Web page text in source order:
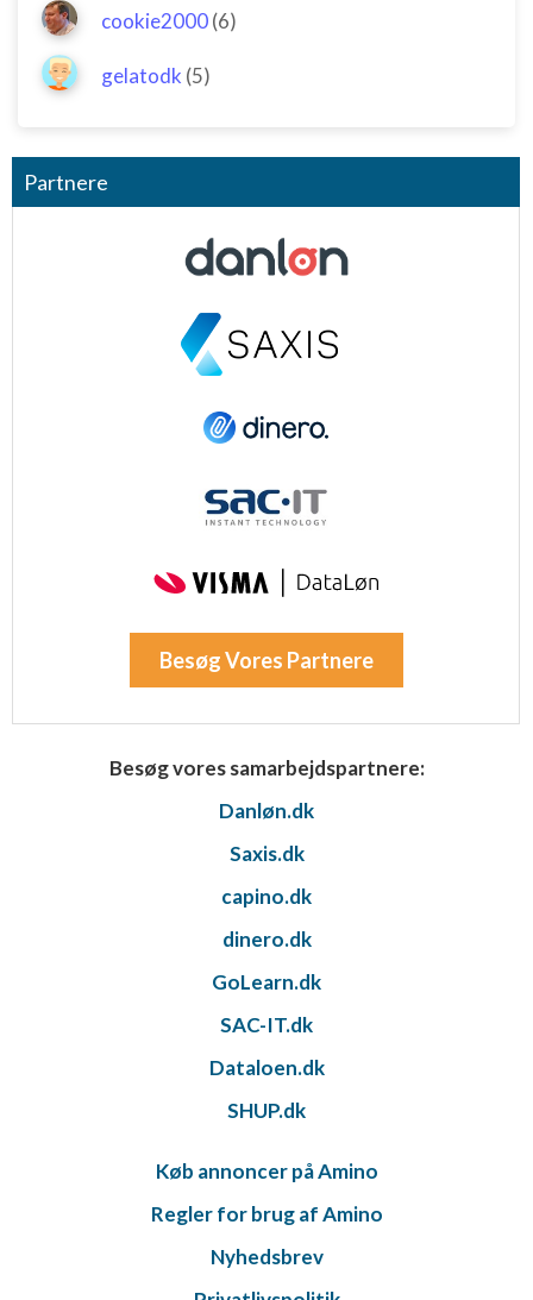
cookie2000(6)
gelatodk (5)
Partnere
Besøg Vores Partnere
Besøg vores samarbejdspartnere:
Danløn.dk
Saxis.dk
capino.dk
dinero.dk
GoLearn.dk
SAC-IT.dk
Dataloen.dk
SHUP.dk
Køb annoncer på Amino
Regler for brug af Amino
Nyhedsbrev